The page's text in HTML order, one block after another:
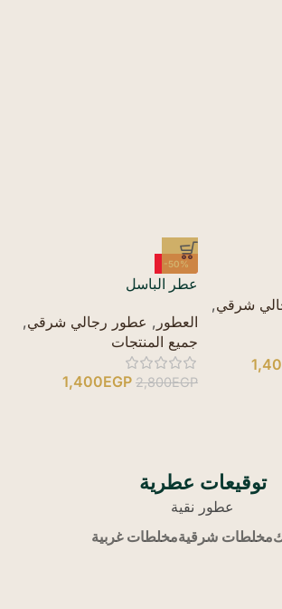
شرقي,
-50%
عطر الباسل
العطور , عطور رجالي شرقي,
جميع المنتجات
2,800EGP
1,400EGP
توقيعات عطرية
عطور نقية
مخلطات شرقيةمخلطات غربية